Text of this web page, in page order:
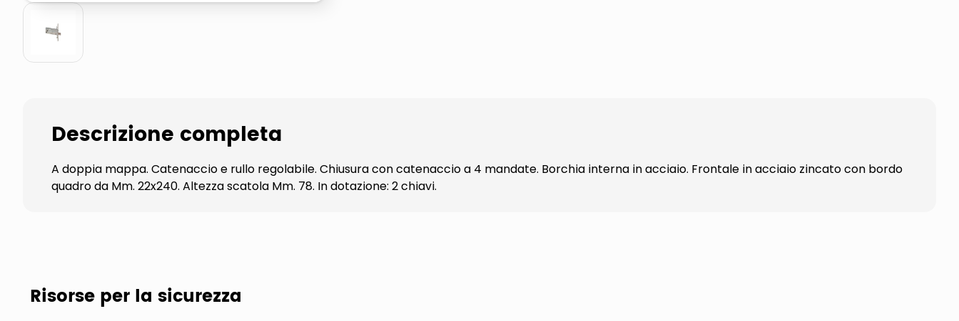
Descrizione completa
A doppia mappa. Catenaccio e rullo regolabile. Chiusura con catenaccio a 4 mandate. Borchia interna in acciaio. Frontale in acciaio zincato con bordo
quadro da Mm. 22x240. Altezza scatola Mm. 78. In dotazione: 2 chiavi.
Risorse per la sicurezza